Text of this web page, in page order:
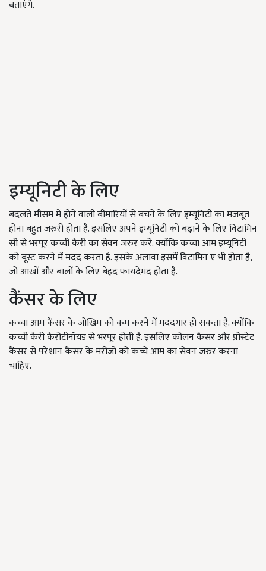
बताएंगे.
इम्यूनिटी के लिए
बदलते मौसम में होने वाली बीमारियों से बचने के लिए इम्यूनिटी का मजबूत
होना बहुत जरुरी होता है. इसलिए अपने इम्यूनिटी को बढ़ाने के लिए विटामिन
सी से भरपूर कच्ची कैरी का सेवन जरुर करें. क्योंकि कच्चा आम इम्यूनिटी
को बूस्ट करने में मदद करता है. इसके अलावा इसमें विटामिन ए भी होता है,
जो आंखों और बालों के लिए बेहद फायदेमंद होता है.
कैंसर के लिए
कच्चा आम कैंसर के जोखिम को कम करने में मददगार हो सकता है. क्योंकि
कच्ची कैरी कैरोटीनॉयड से भरपूर होती है. इसलिए कोलन कैंसर और प्रोस्टेट
कैंसर से परेशान कैंसर के मरीजों को कच्चे आम का सेवन जरुर करना
चाहिए.